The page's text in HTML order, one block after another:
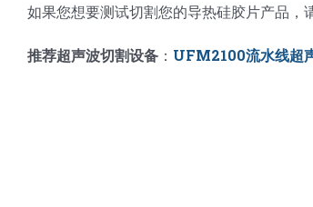
如果您想要测试切割您的导热硅胶片产品
推荐超声波切割设备 ： UFM2100流水线超